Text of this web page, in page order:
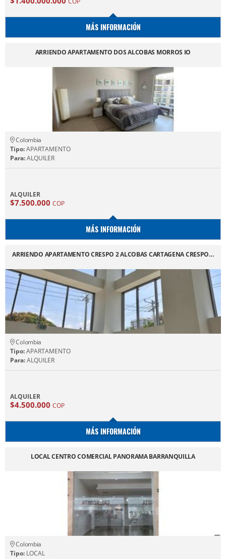
MÁS INFORMACIÓN
ARRIENDO APARTAMENTO DOS ALCOBAS MORROS IO
Colombia
Tipo:APARTAMENTO
Para:ALQUILER
ALQUILER
$7.500.000 COP
MÁS INFORMACIÓN
ARRIENDO APARTAMENTO CRESPO 2 ALCOBAS CARTAGENA CRESPO…
Colombia
Tipo:APARTAMENTO
Para:ALQUILER
ALQUILER
$4.500.000 COP
MÁS INFORMACIÓN
LOCAL CENTRO COMERCIAL PANORAMA BARRANQUILLA
Colombia
Tipo: LOCAL